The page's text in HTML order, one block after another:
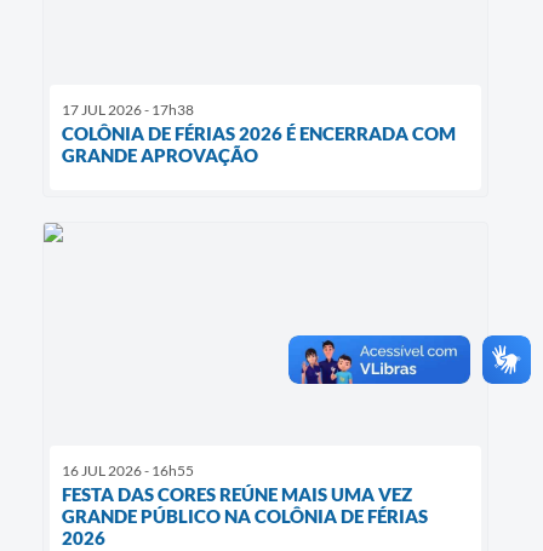
17 JUL 2026 - 17h38
COLÔNIA DE FÉRIAS 2026 É ENCERRADA COM
GRANDE APROVAÇÃO
16 JUL 2026 - 16h55
FESTA DAS CORES REÚNE MAIS UMA VEZ
GRANDE PÚBLICO NA COLÔNIA DE FÉRIAS
2026